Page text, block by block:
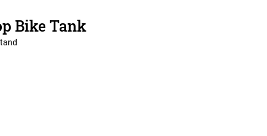
Bike Tank